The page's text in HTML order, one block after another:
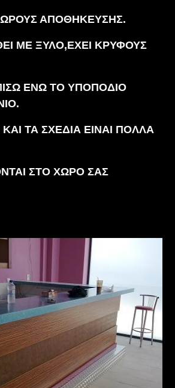
ΑΠΟΘΗΚΕΥΣΗΣ.
ΜΕ ΞΥΛΟ,ΕΧΕΙ ΚΡΥΦΟΥΣ
ΕΝΩ ΤΟ ΥΠΟΠΟΔΙΟ
ΚΑΙ ΤΑ ΣΧΕΔΙΑ ΕΙΝΑΙ ΠΟΛΛΑ
ΣΤΟ ΧΩΡΟ ΣΑΣ